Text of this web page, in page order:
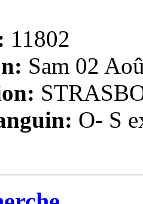
11802
Sam 02
O- S